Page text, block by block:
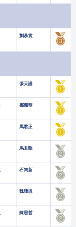
劉慕裳
張天語
鄧熾塱
馬君正
馬君臨
石雋新
魏瑋恩
陳思哲